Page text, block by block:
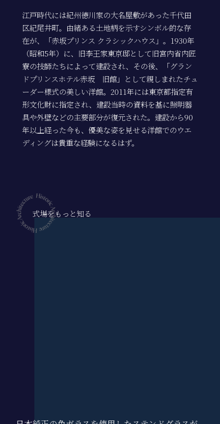
江戸時代には紀州徳川家の大名屋敷があった千代田
区紀尾井町。由緒ある土地柄を示すシンボル的な存
在が、「赤坂プリンス クラシックハウス」。1930年
（昭和5年）に、旧李王家東京邸として旧宮内省内匠
寮の技師たちによって建設され、その後、「グラン
ドプリンスホテル赤坂 旧館」として親しまれたチュ
ーダー様式の美しい洋館。2011年には東京都指定有
形文化財に指定され、建設当時の資料を基に照明器
具や外壁などの主要部分が復元された。建設から90
年以上経った今も、優美な姿を見せる洋館でのウエ
ディングは貴重な経験になるはず。
式場をもっと知る